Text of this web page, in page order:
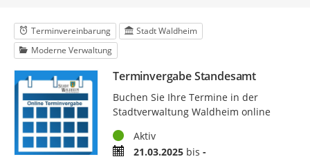
Terminvereinbarung
Stadt Waldheim
Moderne Verwaltung
Terminvergabe Standesamt
Buchen Sie Ihre Termine in der
Stadtverwaltung Waldheim online
StatusAktiv
Zeitraum21.03.2025bis -